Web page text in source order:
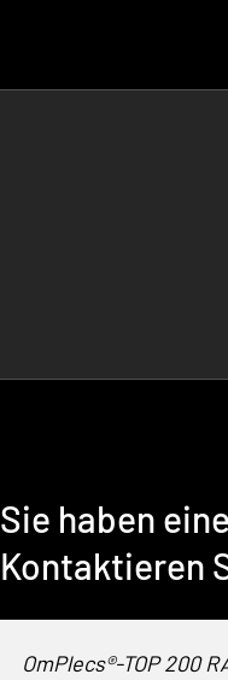
Sie haben
Kontaktieren